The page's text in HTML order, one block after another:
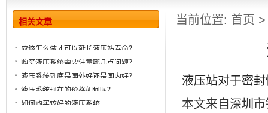
当前位置: 首页
液压站对于密
本文来自深圳
相关文章
应该怎么做才可以延长液压站寿命？
购买液压系统需要注意哪几点问题？
液压系统到底是国外好还是国内好？
液压系统现在的价格如何呢？
如何购买较好的液压系统